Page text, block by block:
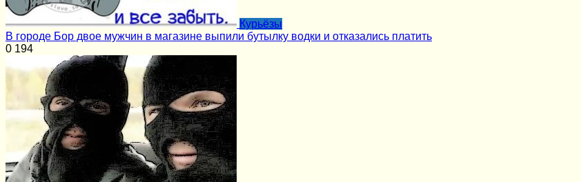
Курьёзы
В городе Бор двое мужчин в магазине выпили бутылку водки и отказались платить
0 194